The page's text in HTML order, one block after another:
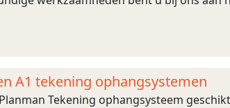
A1 tekening ophangsystemen
Tekening ophangsysteem